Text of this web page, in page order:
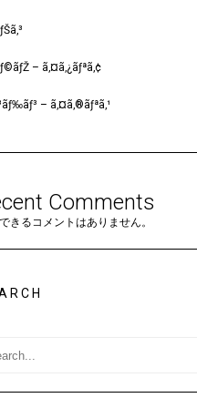
– ã‚¤ã‚¿ãƒªã‚¢
– ã‚¤ã‚®ãƒªã‚¹
Comments
きるコメントはありません。